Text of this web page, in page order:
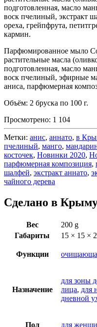
подготовленная, масло
воск пчелиный, экстракт
ореха, грейпфрута,
кармин.
Парфюмированное мыло
растительные масла
подготовленная, масло
воск пчелиный, эфирные
аниса, парфюмерная
Объём: 2 бруска по 100 г.
Просмотрено: 1 104
Метки: анис, аннато, в
пчелиный, манго,
косточек, Новинки 2020,
парфюмерная композиция,
шалфей, экстракт аннато,
чайного дерева
Сделано в
Вес
200 g
Габариты
15 × 15 ×
Функции
Назначение
для зоны
лица, для
дневной
Пол для